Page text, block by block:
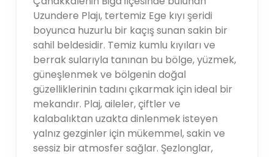
Uzundere Plajı, tertemiz Ege kıyı şeridi
boyunca huzurlu bir kaçış sunan sakin bir
sahil beldesidir. Temiz kumlu kıyıları ve
berrak sularıyla tanınan bu bölge, yüzmek,
güneşlenmek ve bölgenin doğal
güzelliklerinin tadını çıkarmak için ideal bir
mekandır. Plaj, aileler, çiftler ve
kalabalıktan uzakta dinlenmek isteyen
yalnız gezginler için mükemmel, sakin ve
sessiz bir atmosfer sağlar. Şezlonglar,